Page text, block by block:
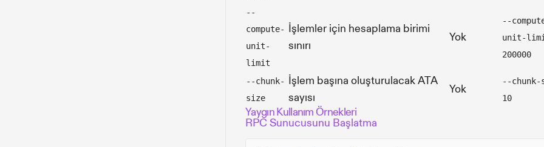
--
compute-
unit-
limit
İşlemler için hesaplama birimi
sınırı
Yok
--
unit-
200000
--chunk-
size
İşlem başına oluşturulacak ATA
sayısı
Yok
--chunk-
10
Yaygın Kullanım Örnekleri
RPC Sunucusunu Başlatma